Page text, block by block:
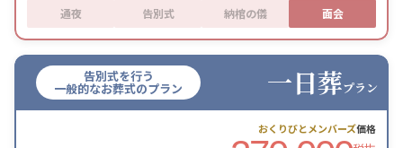
通夜 告別式 納棺の儀 面会
告別式を行う
一般的なお葬式のプラン 一日葬プラン
おくりびとメンバーズ価格